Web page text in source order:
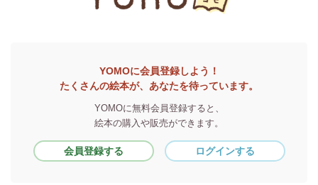
YOMOに会員登録しよう！
たくさんの絵本が、あなたを待っています。
YOMOに無料会員登録すると、
絵本の購入や販売ができます。
会員登録する ログインする